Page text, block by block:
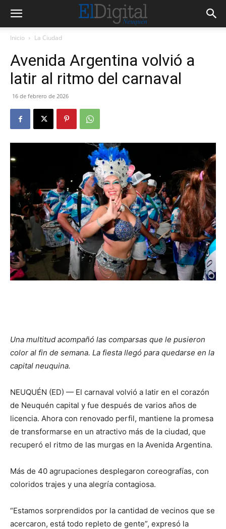
Inicio La Ciudad
Avenida Argentina volvió a
latir al ritmo del carnaval
16 de febrero de 2026
Una multitud acompañó las comparsas que le pusieron
color al fin de semana. La fiesta llegó para quedarse en la
capital neuquina.
NEUQUÉN (ED) — El carnaval volvió a latir en el corazón
de Neuquén capital y fue después de varios años de
licencia. Ahora con renovado perfil, mantiene la promesa
de transformarse en un atractivo más de la ciudad, que
recuperó el ritmo de las murgas en la Avenida Argentina.
Más de 40 agrupaciones desplegaron coreografías, con
coloridos trajes y una alegría contagiosa.
“Estamos sorprendidos por la cantidad de vecinos que se
acercaron, está todo repleto de gente”, expresó la